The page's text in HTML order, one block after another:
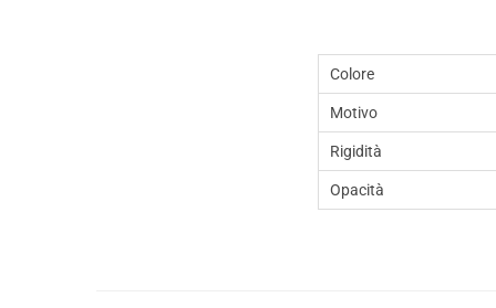
Colore
Motivo
Rigidità
Opacità